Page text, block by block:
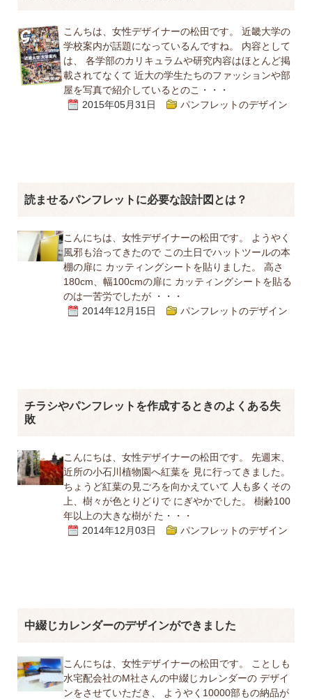
こんちは、女性デザイナーの松田です。 近畿大学の
学校案内が話題になっているんですね。 内容として
は、 各学部のカリキュラムや研究内容はほとんど掲
載されてなくて 近大の学生たちのファッションや部
屋を写真で紹介しているとのこ・・・
2015年05月31日
パンフレットのデザイン
読ませるパンフレットに必要な設計図とは？
こんにちは、女性デザイナーの松田です。 ようやく
風邪も治ってきたので この土日でハットツールの本
棚の扉に カッティングシートを貼りました。 高さ
180cm、幅100cmの扉に カッティングシートを貼る
のは一苦労でしたが ・・・
2014年12月15日
パンフレットのデザイン
チラシやパンフレットを作成するときのよくある失
敗
こんにちは、女性デザイナーの松田です。 先週末、
近所の小石川植物園へ紅葉を 見に行ってきました。
ちょうど紅葉の見ごろを向かえていて 人も多くその
上、樹々が色とりどりで にぎやかでした。 樹齢100
年以上の大きな樹が た・・・
2014年12月03日
パンフレットのデザイン
中綴じカレンダーのデザインができました
こんにちは、女性デザイナーの松田です。 ことしも
水宅配会社のM社さんの中綴じカレンダーの デザイ
ンをさせていただき、 ようやく10000部もの納品が